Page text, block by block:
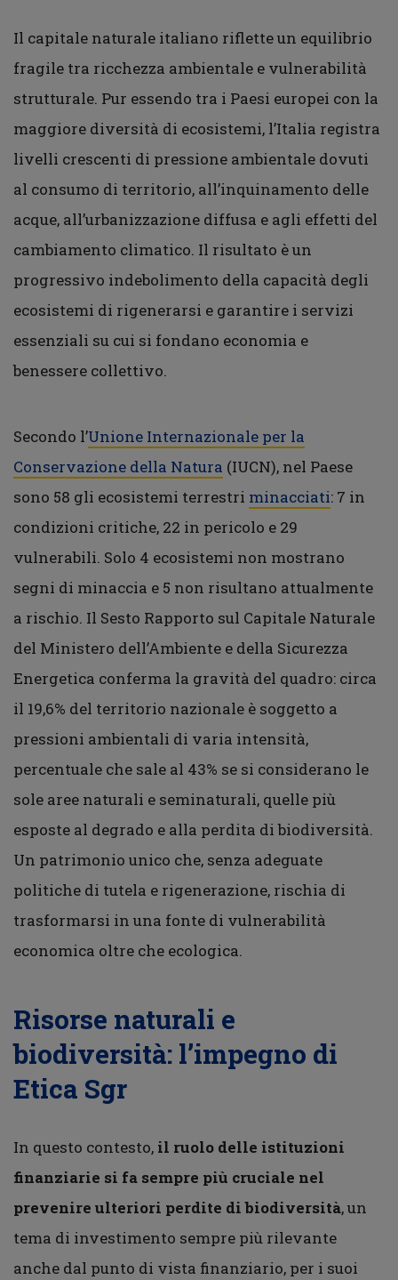
Il capitale naturale italiano riflette un equilibrio
fragile tra ricchezza ambientale e vulnerabilità
strutturale. Pur essendo tra i Paesi europei con la
maggiore diversità di ecosistemi, l’Italia registra
livelli crescenti di pressione ambientale dovuti
al consumo di territorio, all’inquinamento delle
acque, all’urbanizzazione diffusa e agli effetti del
cambiamento climatico. Il risultato è un
progressivo indebolimento della capacità degli
ecosistemi di rigenerarsi e garantire i servizi
essenziali su cui si fondano economia e
benessere collettivo.
Secondo l’Unione Internazionale per la
Conservazione della Natura (IUCN), nel Paese
sono 58 gli ecosistemi terrestri minacciati: 7 in
condizioni critiche, 22 in pericolo e 29
vulnerabili. Solo 4 ecosistemi non mostrano
segni di minaccia e 5 non risultano attualmente
a rischio. Il Sesto Rapporto sul Capitale Naturale
del Ministero dell’Ambiente e della Sicurezza
Energetica conferma la gravità del quadro: circa
il 19,6% del territorio nazionale è soggetto a
pressioni ambientali di varia intensità,
percentuale che sale al 43% se si considerano le
sole aree naturali e seminaturali, quelle più
esposte al degrado e alla perdita di biodiversità.
Un patrimonio unico che, senza adeguate
politiche di tutela e rigenerazione, rischia di
trasformarsi in una fonte di vulnerabilità
economica oltre che ecologica.
Risorse naturali e
biodiversità: l’impegno di
Etica Sgr
In questo contesto, il ruolo delle istituzioni
finanziarie si fa sempre più cruciale nel
prevenire ulteriori perdite di biodiversità, un
tema di investimento sempre più rilevante
anche dal punto di vista finanziario, per i suoi